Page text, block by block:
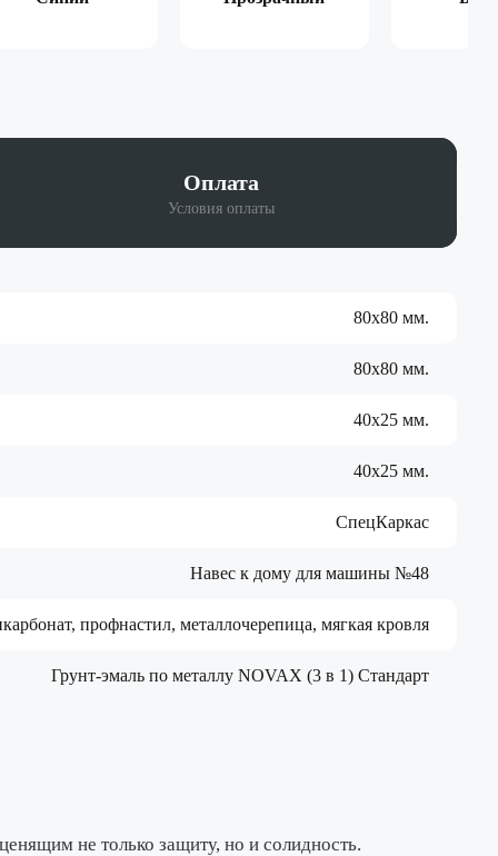
Оплата
Условия оплаты
80х80 мм.
80х80 мм.
40х25 мм.
40х25 мм.
СпецКаркас
Навес к дому для машины №48
профнастил, металлочерепица, мягкая кровля
Грунт-эмаль по металлу NOVAX (3 в 1) Стандарт
не только защиту, но и солидность.